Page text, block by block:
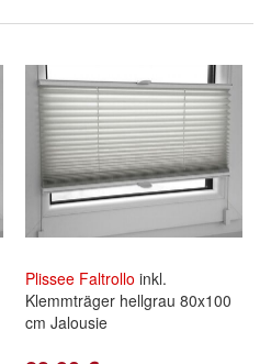
Plissee Faltrollo inkl.
Klemmträger hellgrau 80x100
cm Jalousie